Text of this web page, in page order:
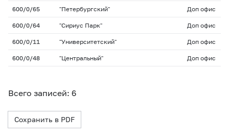
600/0/65 "Петербургский" Доп офис
600/0/64 "Сириус Парк" Доп офис
600/0/11 "Университетский" Доп офис
600/0/48 "Центральный" Доп офис
Всего записей: 6
Сохранить в PDF